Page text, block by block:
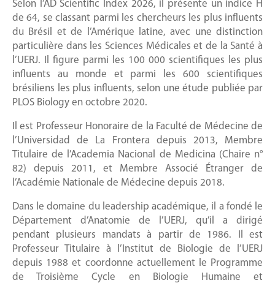
Selon l’AD Scientific Index 2026, il présente un indice H
de 64, se classant parmi les chercheurs les plus influents
du Brésil et de l’Amérique latine, avec une distinction
particulière dans les Sciences Médicales et de la Santé à
l’UERJ. Il figure parmi les 100 000 scientifiques les plus
influents au monde et parmi les 600 scientifiques
brésiliens les plus influents, selon une étude publiée par
PLOS Biology en octobre 2020.
Il est Professeur Honoraire de la Faculté de Médecine de
l’Universidad de La Frontera depuis 2013, Membre
Titulaire de l’Academia Nacional de Medicina (Chaire n°
82) depuis 2011, et Membre Associé Étranger de
l’Académie Nationale de Médecine depuis 2018.
Dans le domaine du leadership académique, il a fondé le
Département d’Anatomie de l’UERJ, qu’il a dirigé
pendant plusieurs mandats à partir de 1986. Il est
Professeur Titulaire à l’Institut de Biologie de l’UERJ
depuis 1988 et coordonne actuellement le Programme
de Troisième Cycle en Biologie Humaine et